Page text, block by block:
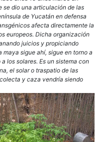
se dio una articulación de las
de Yucatán en defensa
afecta directamente la
europeos. Dicha organización
juicios y propiciando
sigue ahí, sigue en torno a
los solares. Es un sistema con
el solar o traspatio de las
y caza vendría siendo